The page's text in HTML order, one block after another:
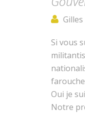
Si vous
Oui je
Notre